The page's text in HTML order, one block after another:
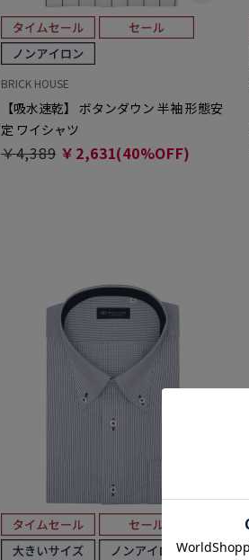
BRICK HOUSE
【吸水速乾】 ボタンダウン 半袖 形態安
定 ワイシャツ
￥4,389 ￥2,631(40%OFF)